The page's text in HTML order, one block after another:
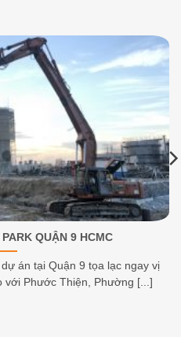
QUẬN 9 HCMC
án tại Quận 9 tọa lạc ngay vị
với Phước Thiện, Phường [...]